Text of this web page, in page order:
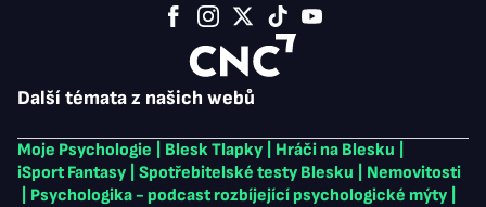
Další témata z našich webů
Moje Psychologie Blesk Tlapky Hráči na Blesku
iSport Fantasy
Spotřebitelské testy Blesku
Nemovitosti
Psychologika - podcast rozbíjející psychologické mýty